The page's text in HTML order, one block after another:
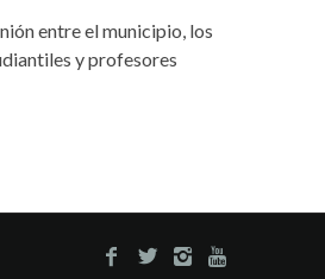
entre el municipio, los
y profesores